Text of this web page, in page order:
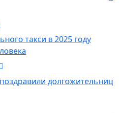
такси в 2025 году
долгожительниц